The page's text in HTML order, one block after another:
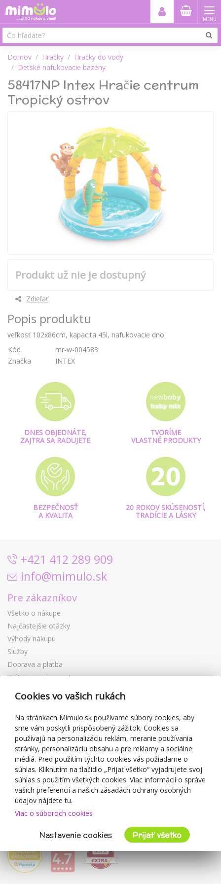
MENU
Domov Hračky
Hračky do vody
Detské nafukovacie bazény
58417NP Intex Hračie centrum
Tropický ostrov
Produkt už nie je dostupný
Zdieľať
Popis produktu
veľkosť 102x86cm, kapacita 45l, nafukovacie dno
Kód
mr-w-004583
Značka
INTEX
DNES OBJEDNÁTE,
ZAJTRA SA RADUJETE
TVORÍME
VLASTNÉ PRODUKTY
BEZPEČNOSŤ
A KVALITA
20 ROKOV SKÚSENOSTÍ,
TRADÍCIE A LÁSKY
+421 412 289 909
info@mimulo.sk
Pre zákazníkov
Všetko o nákupe
Najčastejšie otázky
Výhody nákupu
Služby
Doprava a platba
Vrátenie a výmena tovaru
Reklamácia
Zľavové kupóny
Blog
O predajcovi
Mimulo.sk
Obchodné podmienky
Ochrana osobných údajov GDPR
Kontakty
Spolupracujeme
Cookies vo vašich rukách
Na stránkach Mimulo.sk používame súbory cookies, aby
sme vám poskytli prispôsobený zážitok. Cookies sa
používajú na personalizáciu reklám, meranie používania
stránky, personalizáciu obsahu a pre reklamy a sociálne
médiá. Pred použitím týchto cookies vás požiadame o
súhlas. Kliknutím na tlačidlo „Prijať všetko“ vyjadrujete svoj
súhlas s použitím všetkých cookies. Viac informácií o správe
vašich preferencií a našich zásadách ochrany osobných
údajov nájdete tu.
Viac o súboroch cookies
Nastavenie cookies Prijať všetko